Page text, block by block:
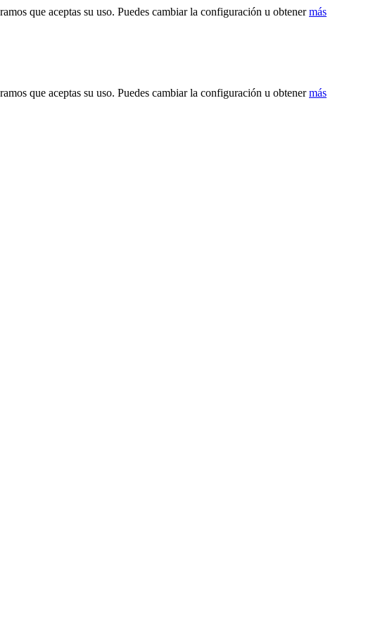
que aceptas su uso. Puedes cambiar la configuración u obtenermás
que aceptas su uso. Puedes cambiar la configuración u obtenermás